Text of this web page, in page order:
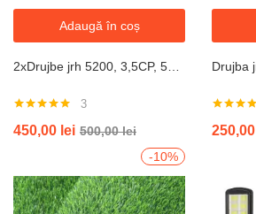
Adaugă în coș
2xDrujbe jrh 5200, 3,5CP, 52CC, lama 55cm , accesorii incluse
5.00din 5
3
450,00 lei 500,00lei
5.00din 5
250,00
-10%